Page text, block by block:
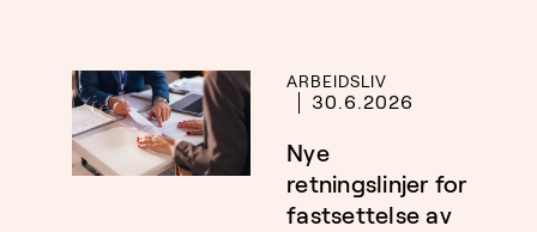
ARBEIDSLIV
30.6.2026
Nye
retningslinjer for
fastsettelse av